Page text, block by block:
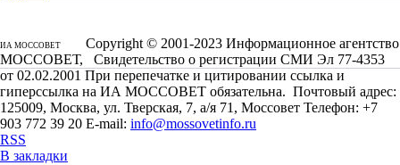
ИА МОССОВЕТ
Copyright © 2001-2023 Информационное агентство
МОССОВЕТ, Свидетельство о регистрации СМИ Эл 77-4353
от 02.02.2001 При перепечатке и цитировании ссылка и
гиперссылка на ИА МОССОВЕТ обязательна. Почтовый адрес:
125009, Москва, ул. Тверская, 7, а/я 71, Моссовет Телефон: +7
903 772 39 20 E-mail: info@mossovetinfo.ru
RSS
В закладки